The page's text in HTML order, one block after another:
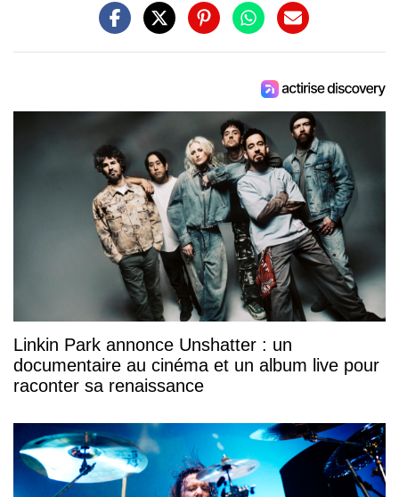
Linkin Park annonce Unshatter : un
documentaire au cinéma et un album live pour
raconter sa renaissance